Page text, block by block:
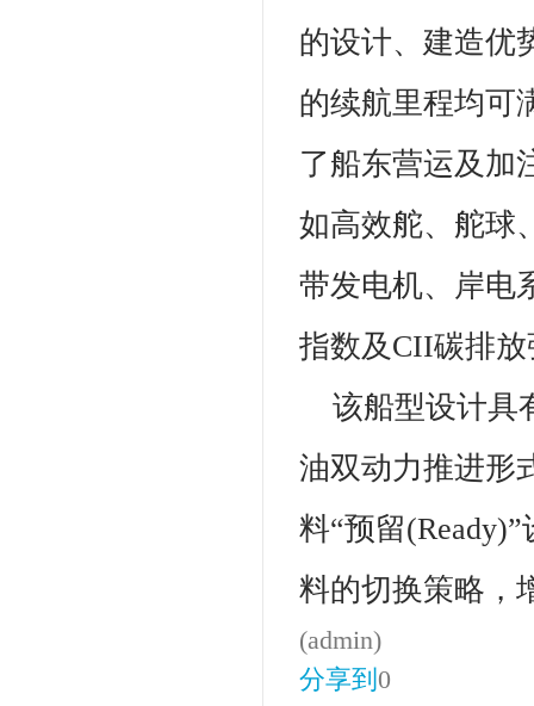
的设计、建造优
的续航里程均可
了船东营运及加
如高效舵、舵球
带发电机、岸电
指数及CII碳排
该船型设计具
油双动力推进形
料“预留
料的切换策略，
(admin)
分享到 0